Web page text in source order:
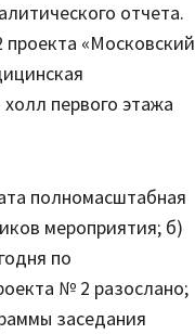
отчета.
«Московский
первого этажа
полномасштабная
мероприятия; б)
по
№ 2 разослано;
заседания